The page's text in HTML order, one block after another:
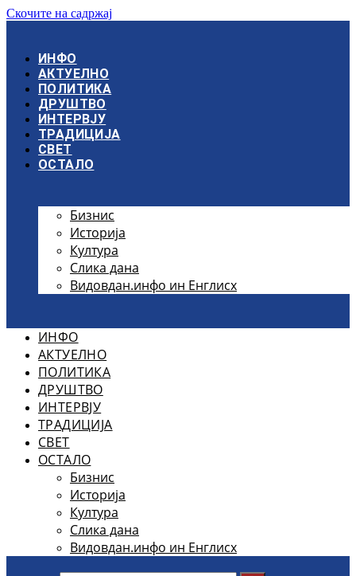
Скочите на садржај
ИНФО
АКТУЕЛНО
ПОЛИТИКА
ДРУШТВО
ИНТЕРВЈУ
ТРАДИЦИЈА
СВЕТ
ОСТАЛО
Бизнис
Историја
Култура
Слика дана
Видовдан.инфо ин Енглисх
ИНФО
АКТУЕЛНО
ПОЛИТИКА
ДРУШТВО
ИНТЕРВЈУ
ТРАДИЦИЈА
СВЕТ
ОСТАЛО
Бизнис
Историја
Култура
Слика дана
Видовдан.инфо ин Енглисх